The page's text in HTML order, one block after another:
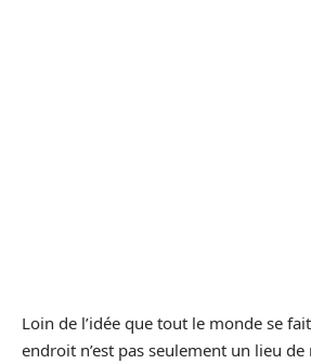
Loin de l’idée que tout le monde se
endroit n’est pas seulement un lieu